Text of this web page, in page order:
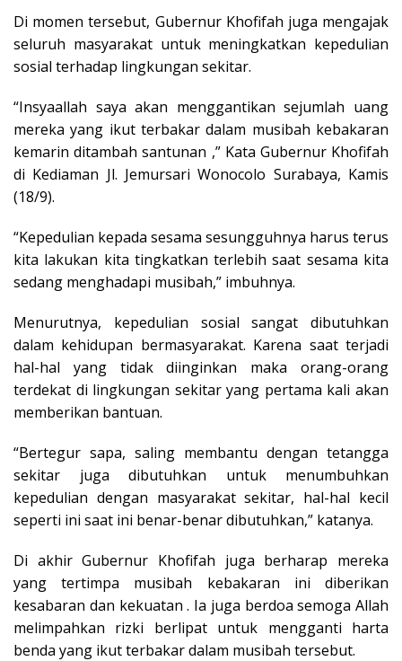
Di momen tersebut, Gubernur Khofifah juga mengajak
seluruh masyarakat untuk meningkatkan kepedulian
sosial terhadap lingkungan sekitar.
“Insyaallah saya akan menggantikan sejumlah uang
mereka yang ikut terbakar dalam musibah kebakaran
kemarin ditambah santunan ,” Kata Gubernur Khofifah
di Kediaman Jl. Jemursari Wonocolo Surabaya, Kamis
(18/9).
“Kepedulian kepada sesama sesungguhnya harus terus
kita lakukan kita tingkatkan terlebih saat sesama kita
sedang menghadapi musibah,” imbuhnya.
Menurutnya, kepedulian sosial sangat dibutuhkan
dalam kehidupan bermasyarakat. Karena saat terjadi
hal-hal yang tidak diinginkan maka orang-orang
terdekat di lingkungan sekitar yang pertama kali akan
memberikan bantuan.
“Bertegur sapa, saling membantu dengan tetangga
sekitar juga dibutuhkan untuk menumbuhkan
kepedulian dengan masyarakat sekitar, hal-hal kecil
seperti ini saat ini benar-benar dibutuhkan,” katanya.
Di akhir Gubernur Khofifah juga berharap mereka
yang tertimpa musibah kebakaran ini diberikan
kesabaran dan kekuatan . Ia juga berdoa semoga Allah
melimpahkan rizki berlipat untuk mengganti harta
benda yang ikut terbakar dalam musibah tersebut.